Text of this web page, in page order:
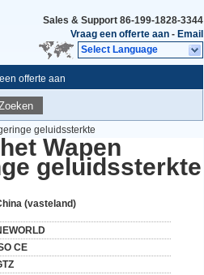
Sales & Support 86-199-1828-3344
Vraag een offerte aan - Email
Select Language
offerte aan
geluidssterkte
Wapen
geluidssterkte
(vasteland)
CE